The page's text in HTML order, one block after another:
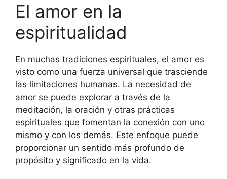
El amor en la
espiritualidad
En muchas tradiciones espirituales, el amor es
visto como una fuerza universal que trasciende
las limitaciones humanas. La necesidad de
amor se puede explorar a través de la
meditación, la oración y otras prácticas
espirituales que fomentan la conexión con uno
mismo y con los demás. Este enfoque puede
proporcionar un sentido más profundo de
propósito y significado en la vida.